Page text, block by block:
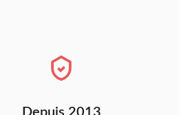
Depuis 2013